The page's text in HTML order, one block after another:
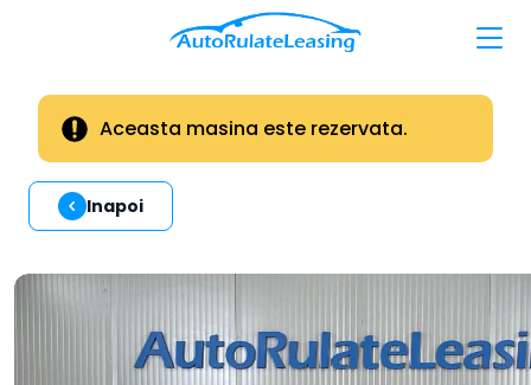
Aceasta masina este rezervata.
Inapoi